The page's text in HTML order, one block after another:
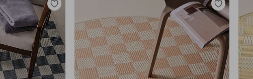
Legg
til
favoritter
Legg
til
favoritter